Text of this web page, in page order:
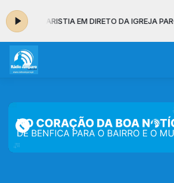
EM DIRETO DA IGREJA